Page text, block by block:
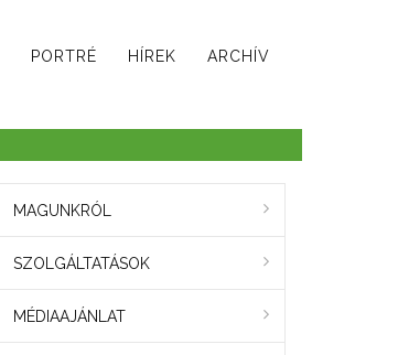
PORTRÉ HÍREK ARCHÍV
MAGUNKRÓL
SZOLGÁLTATÁSOK
MÉDIAAJÁNLAT